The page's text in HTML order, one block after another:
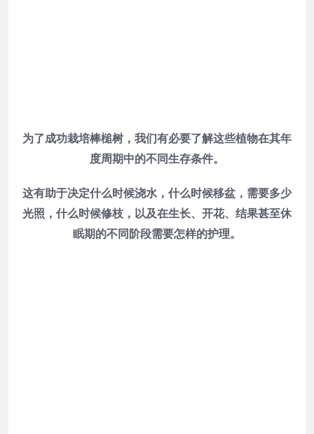
为了成功栽培棒槌树，我们有必要了解这些植物在其年
度周期中的不同生存条件。
这有助于决定什么时候浇水，什么时候移盆，需要多少
光照，什么时候修枝，以及在生长、开花、结果甚至休
眠期的不同阶段需要怎样的护理。